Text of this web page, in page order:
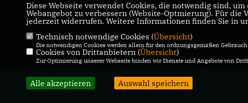
IMPRESSUM DATENSCHUTZ KONTAKT
@2026 CDU Stadtverband Püttlingen
Diese Webseite verwendet Cookies, die notwendig sind,
Webangebot zu verbessern (Website-Optmierung). Für
jederzeit widerrufen. Weitere Informationen finden Sie in
Technisch notwendige Cookies (Übersicht)
Die notwendigen Cookies werden allein für den ordnungsgemäßen
Cookies von Drittanbietern (Übersicht)
Zur Optimierung unserer Webseite binden wir Dienste und Angebote von
Alle akzeptieren Auswahl speichern